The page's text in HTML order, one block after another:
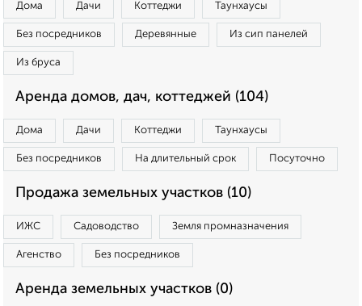
Дома Дачи Коттеджи Таунхаусы
Без посредников Деревянные Из сип панелей
Из бруса
Аренда домов, дач, коттеджей (104)
Дома Дачи Коттеджи Таунхаусы
Без посредников На длительный срок Посуточно
Продажа земельных участков (10)
ИЖС Садоводство Земля промназначения
Агенство Без посредников
Аренда земельных участков (0)